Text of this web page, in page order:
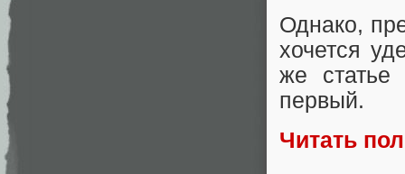
Однако,
хочется
же
первый.
Читать